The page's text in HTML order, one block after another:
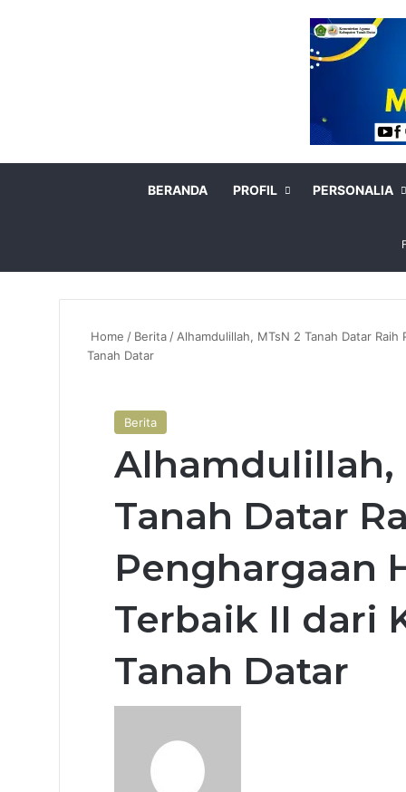
BERANDA PROFIL PERSONALIA
Home / Berita / Alhamdulillah, MTsN 2 Tanah Datar
Tanah Datar
Berita
Alhamdulillah,
Tanah Datar
Penghargaan
Terbaik II dari
Tanah Datar